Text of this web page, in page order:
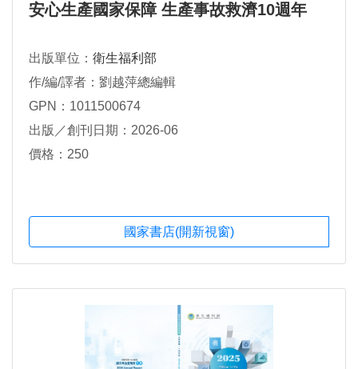
安心生產國家保障 生產事故救濟10週年
出版單位： 衛生福利部
作/編/譯者：劉越萍總編輯
GPN：1011500674
出版／創刊日期：2026-06
價格：250
國家書店(開新視窗)